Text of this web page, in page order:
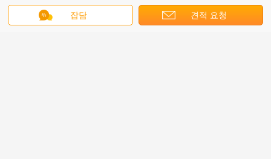
잡담 견적 요청